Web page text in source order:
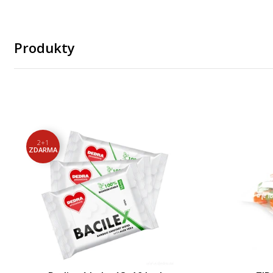
Produkty
2+1
ZDARMA